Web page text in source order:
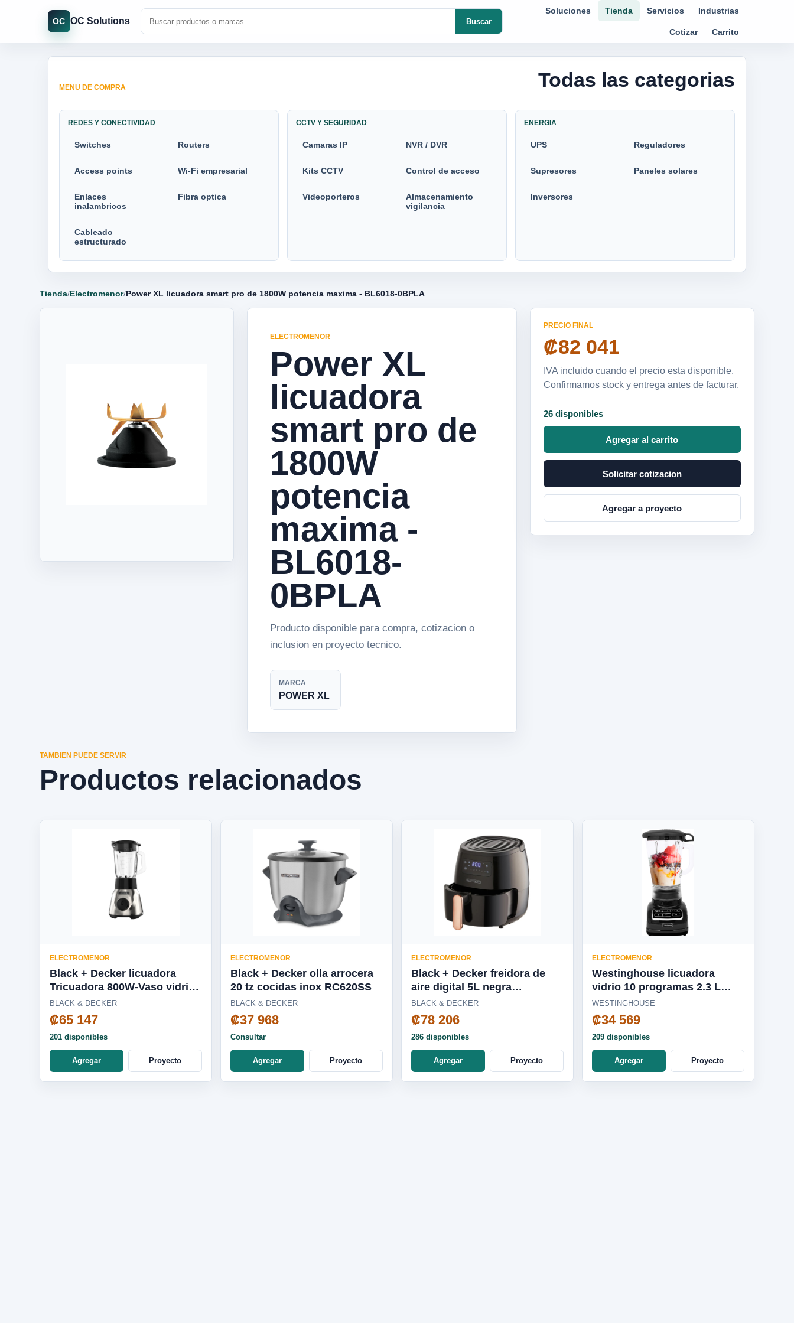
OC OC Solutions Buscar
Soluciones Tienda Servicios Industrias
Cotizar Carrito
MENU DE COMPRA Todas las categorias
REDES Y CONECTIVIDAD
Switches Routers
Access points Wi-Fi empresarial
Enlaces
inalambricos
Fibra optica
Cableado
estructurado
CCTV Y SEGURIDAD
Camaras IP NVR / DVR
Kits CCTV Control de acceso
Videoporteros
Almacenamiento
vigilancia
ENERGIA
UPS Reguladores
Supresores Paneles solares
Inversores
Tienda/Electromenor/Power XL licuadora smart pro de 1800W potencia maxima - BL6018-0BPLA
ELECTROMENOR
Power XL
licuadora
smart pro de
1800W
potencia
maxima -
BL6018-
0BPLA
Producto disponible para compra, cotizacion o
inclusion en proyecto tecnico.
MARCA
POWER XL
PRECIO FINAL
₡82 041
IVA incluido cuando el precio esta disponible.
Confirmamos stock y entrega antes de facturar.
26 disponibles
Agregar al carrito
Solicitar cotizacion
Agregar a proyecto
TAMBIEN PUEDE SERVIR
Productos relacionados
ELECTROMENOR
Black + Decker licuadora
Tricuadora 800W-Vaso vidrio
2 veloc - BL1686-0SDLA
BLACK & DECKER
₡65 147
201 disponibles
Agregar Proyecto
ELECTROMENOR
Black + Decker olla arrocera
20 tz cocidas inox RC620SS
BLACK & DECKER
₡37 968
Consultar
Agregar Proyecto
ELECTROMENOR
Black + Decker freidora de
aire digital 5L negra
HFD5055B
BLACK & DECKER
₡78 206
286 disponibles
Agregar Proyecto
ELECTROMENOR
Westinghouse licuadora
vidrio 10 programas 2.3 L
650W negra - WKBEFL601BK
WESTINGHOUSE
₡34 569
209 disponibles
Agregar Proyecto